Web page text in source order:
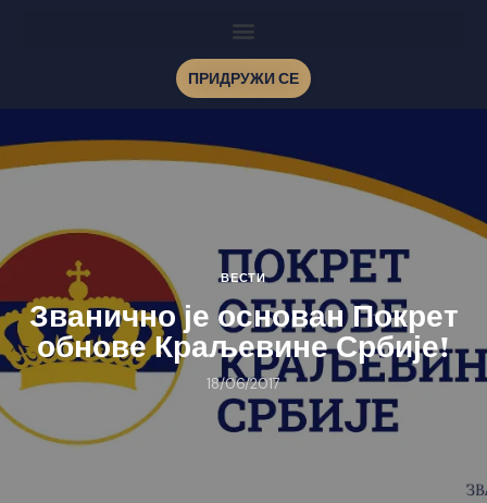
ПРИДРУЖИ СЕ
ВЕСТИ
Званично је основан Покрет
обнове Краљевине Србије!
18/06/2017